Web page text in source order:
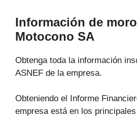
Información de
Motocono SA
Obtenga toda la información
ASNEF de la empresa.
Obteniendo el Informe
empresa está en los